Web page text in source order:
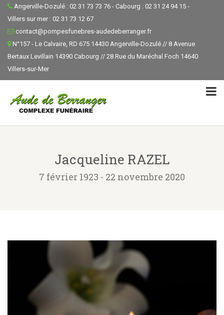
Angerville-Dozulé : 02 31 73 73 76 - Cabourg : 02 31 24 94 15 -
Villers sur mer : 02 31 73 12 67
contact@pompesfunebres-audedeberranger.fr
N°157 - Le Calvaire, RD 675 14430 Angerville-Dozulé // 8 Avenue
Bertaux Levillain 14390 Cabourg // 28 Rue du Maréchal Foch 14640
Villers-sur-Mer
Jacqueline RAZEL
7 février 1923 - 22 novembre 2020